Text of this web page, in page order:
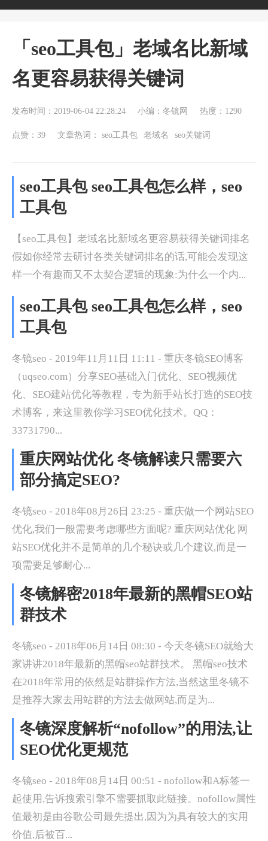
「seo工具包」老域名比新域
名更容易获得关键词
发布时间：2019-06-04 22:28:24 小编：冬镜网 热度：1290
点赞：39 文章热词： seo工具包 老域名 seo关键词
seo工具包 seo工具包怎么样，seo
工具包
【seo工具包】老域名比新域名更容易获得关键词排名
假如你经常去研讨各类关键词排名的话,可能会发现这
样一个有趣而又不太契合逻辑的现象:为什么一个内...
seo工具包 seo工具包怎么样，seo
工具包
冬镜seo - 2019年11月11日 11:11 - 重庆冬镜SEO博客
（uqseo.com）分享SEO基础入门优化、SEO视频优
化、SEO建站优化等教程，专为新手站长打造的SEO技
术博客，来这里教你学习SEO优化技术。QQ：
33731790...
重庆网站优化 冬镜解读只需要六
部分搞定SEO?
冬镜seo - 2018年08月26日 23:25 - 重庆做一个网站SEO
优化,我们一般需要考虑哪些方面呢? 重庆网站优化 网
站SEO优化并不是简单的几个秘诀或几个建议,而是一
项需要足够耐心...
冬镜解密2018年最新的黑帽SEO站
群技术
冬镜seo - 2018年06月14日 08:30 - 今天冬镜SEO就给大
家讲讲2018年最新的黑帽seo站群技术。 黑帽seo技术
在2018年常用的依然是站群操作方法,当然这里冬镜不
是推荐大家去用站群的方法去做网站,而是为...
冬镜深度解析“nofollow”的用法,让
SEO优化更规范
冬镜seo - 2018年08月14日 00:51 - nofollow和A标签一
起使用,告诉搜索引擎不需要抓取此链接。nofollow属性
值最初是由谷歌公司最先提出,因为为具有较大的实用
价值,后被百...